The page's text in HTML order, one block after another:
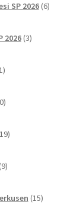
SP 2026 6izdelkov
2026 3izdelki
izdelkov
izdelkov
izdelkov
9izdelkov
15izdelkov